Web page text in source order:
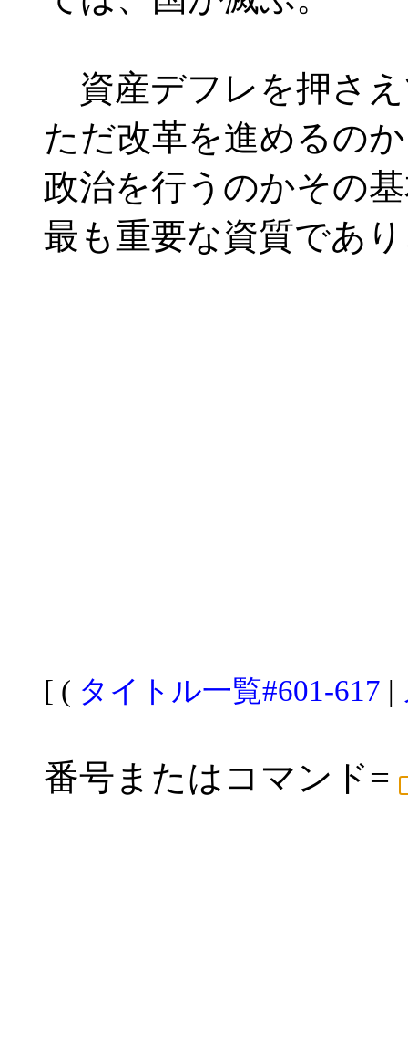
資産デフレを押さ
ただ改革を進めるの
政治を行うのかその
最も重要な資質であ
[ ( タイトル一覧#601-617 |
番号またはコマンド=